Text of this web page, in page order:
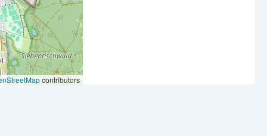
Studium oder eine vergleichbare Ausbildung zum
(m/w/d) o.ä.
Buchhaltung, Controlling oder Rechnungswesen
Zusammenhänge zu durchdringen und Hands-on-
contributors